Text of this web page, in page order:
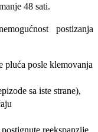
48 sati.
postizanja
pluća posle klemovanja
sa iste strane),
reekspanzije